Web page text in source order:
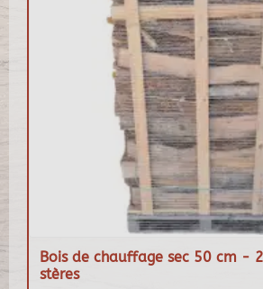
Bois de chauffage sec 50 cm -
stères